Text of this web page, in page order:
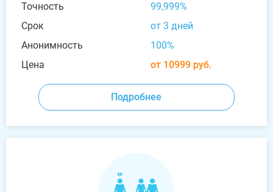
Точность
99,999%
Срок
от 3 дней
Анонимность
100%
Цена
от 10999 руб.
Подробнее